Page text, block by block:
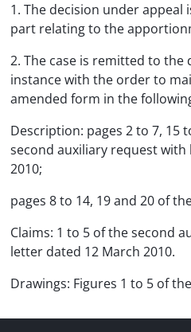
1. The decision under appeal
part relating to the
2. The case is remitted to
instance with the order to
amended form in the
Description: pages 2 to 7, 15
second auxiliary request
2010;
pages 8 to 14, 19 and 20 of
Claims: 1 to 5 of the second
letter dated 12 March 2010.
Drawings: Figures 1 to 5 of